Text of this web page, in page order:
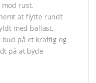
rust.
at flytte rundt
med ballast.
bud på et kraftig og
på at byde